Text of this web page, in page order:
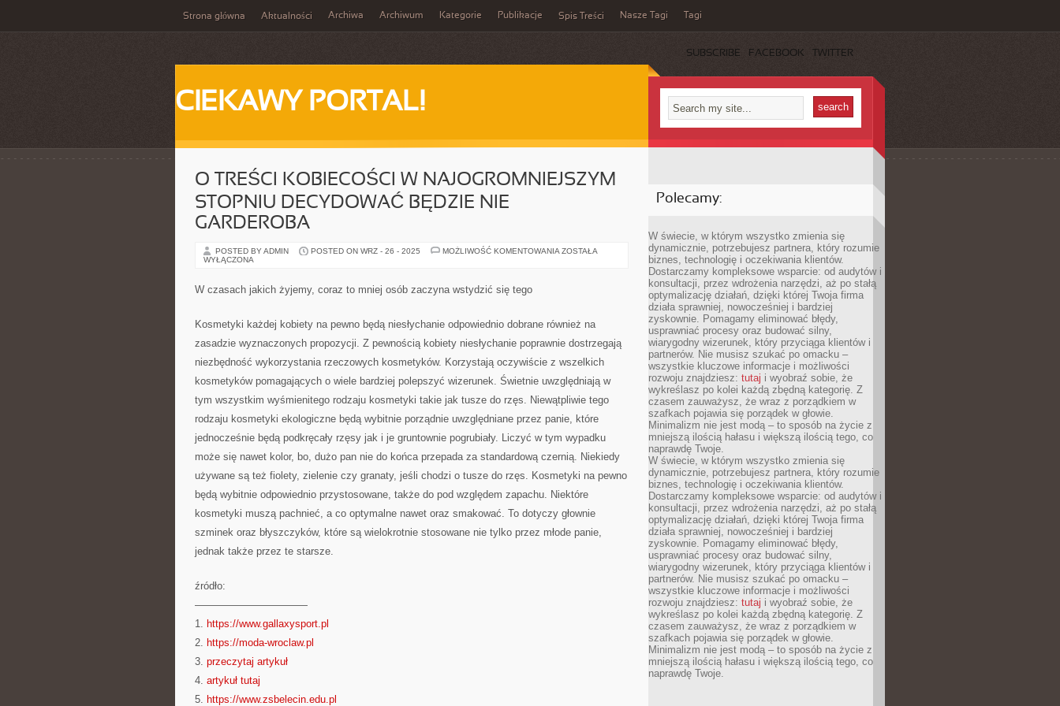
Strona główna Aktualności Archiwa Archiwum Kategorie Publikacje Spis Treści Nasze Tagi Tagi
SUBSCRIBE FACEBOOK TWITTER
CIEKAWY PORTAL!
O TREŚCI KOBIECOŚCI W NAJOGROMNIEJSZYM
STOPNIU DECYDOWAĆ BĘDZIE NIE
GARDEROBA
POSTED BY ADMIN POSTED ON WRZ - 26 - 2025 MOŻLIWOŚĆ KOMENTOWANIA O
NIE
GARDEROBA
ZOSTAŁA
WYŁĄCZONA
W czasach jakich żyjemy, coraz to mniej osób zaczyna wstydzić się tego
Kosmetyki każdej kobiety na pewno będą niesłychanie odpowiednio dobrane również na
zasadzie wyznaczonych propozycji. Z pewnością kobiety niesłychanie poprawnie dostrzegają
niezbędność wykorzystania rzeczowych kosmetyków. Korzystają oczywiście z wszelkich
kosmetyków pomagających o wiele bardziej polepszyć wizerunek. Świetnie uwzględniają w
tym wszystkim wyśmienitego rodzaju kosmetyki takie jak tusze do rzęs. Niewątpliwie tego
rodzaju kosmetyki ekologiczne będą wybitnie porządnie uwzględniane przez panie, które
jednocześnie będą podkręcały rzęsy jak i je gruntownie pogrubiały. Liczyć w tym wypadku
może się nawet kolor, bo, dużo pan nie do końca przepada za standardową czernią. Niekiedy
używane są też fiolety, zielenie czy granaty, jeśli chodzi o tusze do rzęs. Kosmetyki na pewno
będą wybitnie odpowiednio przystosowane, także do pod względem zapachu. Niektóre
kosmetyki muszą pachnieć, a co optymalne nawet oraz smakować. To dotyczy głownie
szminek oraz błyszczyków, które są wielokrotnie stosowane nie tylko przez młode panie,
jednak także przez te starsze.
źródło:
———————————
1. https://www.gallaxysport.pl
2. https://moda-wroclaw.pl
3. przeczytaj artykuł
4. artykuł tutaj
5. https://www.zsbelecin.edu.pl
Polecamy:
W świecie, w którym wszystko zmienia się
dynamicznie, potrzebujesz partnera, który rozumie
biznes, technologię i oczekiwania klientów.
Dostarczamy kompleksowe wsparcie: od audytów i
konsultacji, przez wdrożenia narzędzi, aż po stałą
optymalizację działań, dzięki której Twoja firma
działa sprawniej, nowocześniej i bardziej
zyskownie. Pomagamy eliminować błędy,
usprawniać procesy oraz budować silny,
wiarygodny wizerunek, który przyciąga klientów i
partnerów. Nie musisz szukać po omacku –
wszystkie kluczowe informacje i możliwości
rozwoju znajdziesz: tutaj i wyobraź sobie, że
wykreślasz po kolei każdą zbędną kategorię. Z
czasem zauważysz, że wraz z porządkiem w
szafkach pojawia się porządek w głowie.
Minimalizm nie jest modą – to sposób na życie z
mniejszą ilością hałasu i większą ilością tego, co
naprawdę Twoje.
W świecie, w którym wszystko zmienia się
dynamicznie, potrzebujesz partnera, który rozumie
biznes, technologię i oczekiwania klientów.
Dostarczamy kompleksowe wsparcie: od audytów i
konsultacji, przez wdrożenia narzędzi, aż po stałą
optymalizację działań, dzięki której Twoja firma
działa sprawniej, nowocześniej i bardziej
zyskownie. Pomagamy eliminować błędy,
usprawniać procesy oraz budować silny,
wiarygodny wizerunek, który przyciąga klientów i
partnerów. Nie musisz szukać po omacku –
wszystkie kluczowe informacje i możliwości
rozwoju znajdziesz: tutaj i wyobraź sobie, że
wykreślasz po kolei każdą zbędną kategorię. Z
czasem zauważysz, że wraz z porządkiem w
szafkach pojawia się porządek w głowie.
Minimalizm nie jest modą – to sposób na życie z
mniejszą ilością hałasu i większą ilością tego, co
naprawdę Twoje.